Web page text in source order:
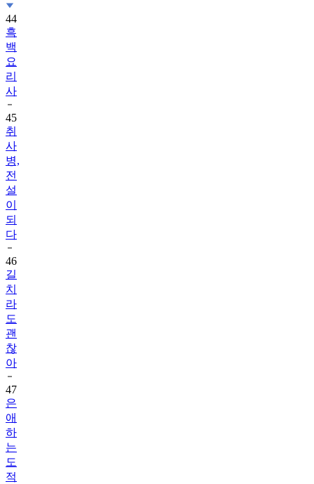
44
흑
백
요
리
사
45
취
사
병,
전
설
이
되
다
46
길
치
라
도
괜
찮
아
47
은
애
하
는
도
적